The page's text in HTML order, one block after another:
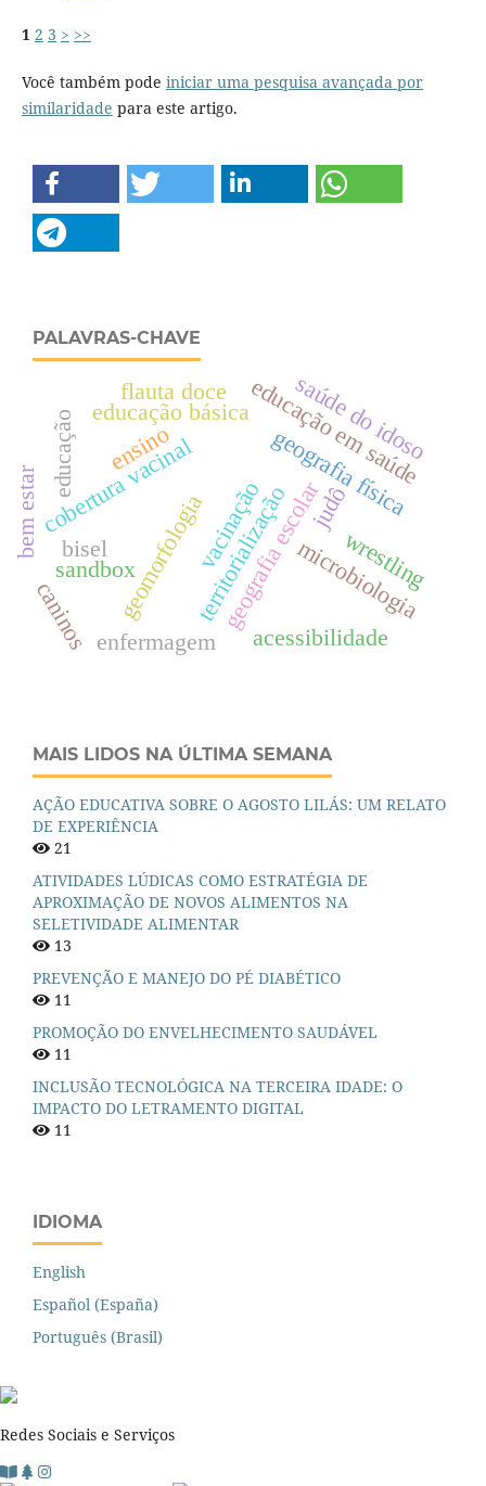
1 2 3 > >>
Você também pode iniciar uma pesquisa avançada por
similaridade para este artigo.
PALAVRAS-CHAVE
geografia física
geomorfologiageografia escolar
sandbox
cobertura vacinal educação em saúde
enfermagem
vacinação
microbiologia
ensino
educação básica
bisel
flauta doce
territorialização
bem estar
acessibilidade
educação
judô
wrestling
saúde do idoso
caninos
MAIS LIDOS NA ÚLTIMA SEMANA
AÇÃO EDUCATIVA SOBRE O AGOSTO LILÁS: UM RELATO
DE EXPERIÊNCIA
21
ATIVIDADES LÚDICAS COMO ESTRATÉGIA DE
APROXIMAÇÃO DE NOVOS ALIMENTOS NA
SELETIVIDADE ALIMENTAR
13
PREVENÇÃO E MANEJO DO PÉ DIABÉTICO
11
PROMOÇÃO DO ENVELHECIMENTO SAUDÁVEL
11
INCLUSÃO TECNOLÓGICA NA TERCEIRA IDADE: O
IMPACTO DO LETRAMENTO DIGITAL
11
IDIOMA
English
Español (España)
Português (Brasil)
Redes Sociais e Serviços